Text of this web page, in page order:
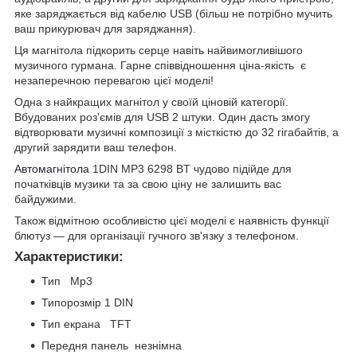
яке заряджається від кабелю USB (більш не потрібно мучить
ваш прикурювач для заряджання).
Ця магнітола підкорить серце навіть найвимогливішого
музичного гурмана. Гарне співвідношення ціна-якість є
незаперечною перевагою цієї моделі!
Одна з найкращих магнітол у своїй ціновій категорії.
Вбудованих роз'ємів для USB 2 штуки. Один дасть змогу
відтворювати музичні композиції з місткістю до 32 гігабайтів, а
другий зарядити ваш телефон.
Автомагнітола 1DIN MP3 6298 BT чудово підійде для
початківців музики та за свою ціну не залишить вас
байдужими.
Також відмітною особливістю цієї моделі є наявність функції
блютуз — для організації гучного зв'язку з телефоном.
Характеристики:
Тип Mp3
Типорозмір 1 DIN
Тип екрана TFT
Передня панель незнімна